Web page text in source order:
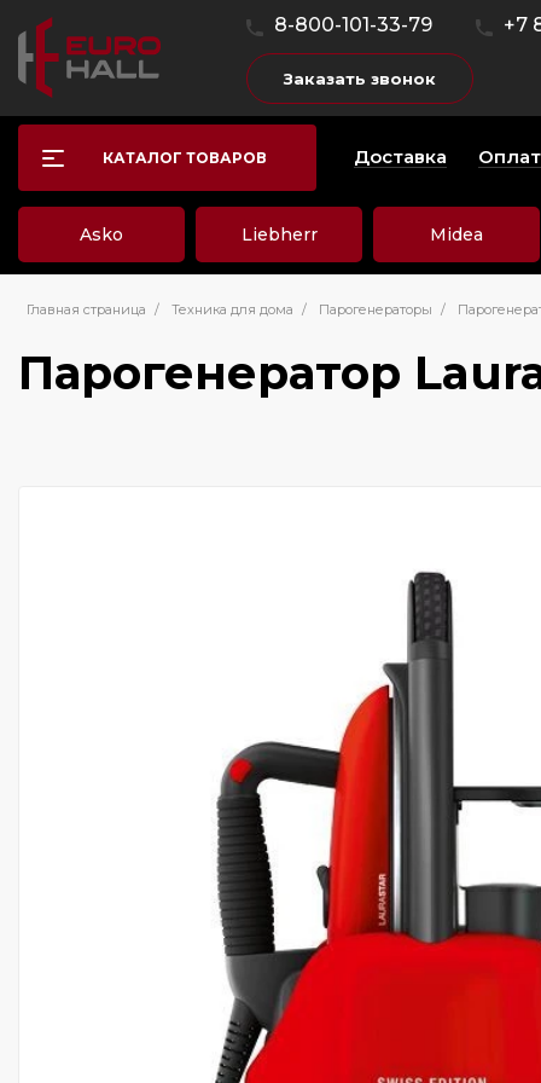
8-800-101-33-79 +7
Заказать звонок
КАТАЛОГ ТОВАРОВ Доставка
Asko Liebherr Midea
Главная страница / Техника для дома / Парогенераторы /
Парогенератор